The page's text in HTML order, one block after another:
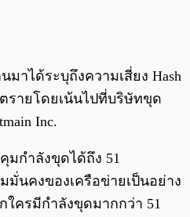
มาได้ระบุถึงความเสี่ยง Hash
รายโดยเน้นไปที่บริษัทขุด
Inc.
มกำลังขุดได้ถึง 51
มั่นคงของเครือข่ายเป็นอย่าง
ครมีกำลังขุดมากกว่า 51